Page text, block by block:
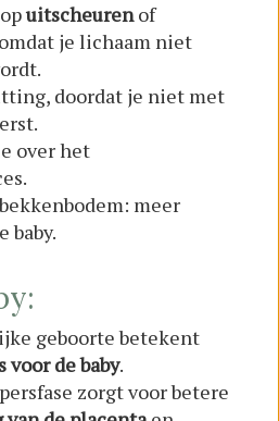
uitscheurenof
je lichaam niet
doordat je niet met
over het
meer
baby.
geboorte betekent
voor de baby.
zorgt voor betere